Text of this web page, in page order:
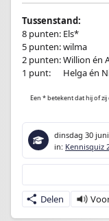
Tussenstand:
8 punten: Els*
5 punten: wilma
2 punten: Willion én
1 punt:
Helga én
Een * betekent dat hij of
dinsdag 30
in: Kennisquiz
Delen